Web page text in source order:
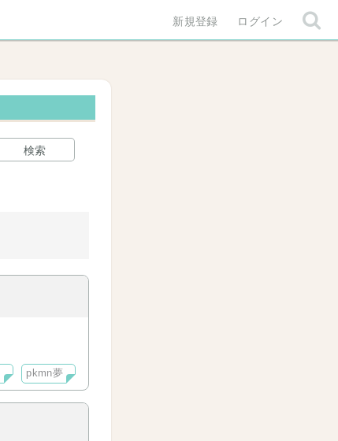
新規登録 ログイン
検索
pkmn夢